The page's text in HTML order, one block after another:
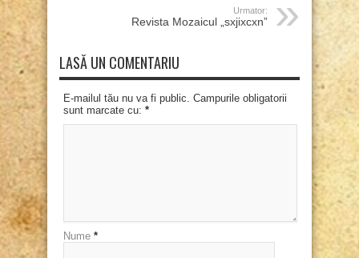
Urmator:
Revista Mozaicul „sxjixcxn”
LASĂ UN COMENTARIU
E-mailul tău nu va fi public. Campurile obligatorii
sunt marcate cu: *
Nume *